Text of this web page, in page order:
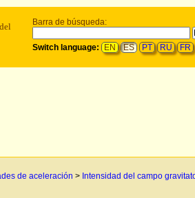
Barra de búsqueda:
Switch language: EN ES PT RU FR
de aceleración > Intensidad del campo